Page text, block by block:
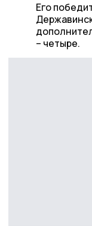
Его
– четыре.